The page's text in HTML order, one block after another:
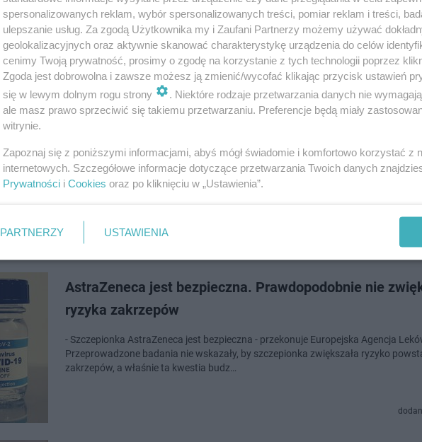
W piątek do Polski trafi 65 tys. dawek szczepionki AstraZeneca - poinformował
Rządowej Agencji Rezerw Strategicznych Michał Kuczmierowski. Do końca
trafić do naszego kraju je…
Szpital MSWiA: pacjenci rezygnują z przyjęcia
Około 1/3 pacjentów szpitala MSWiA w Krakowie zrezygnowała ze szczepień
AstraZeneca. W związku z tym władze placówki podjęły decyzję, że nie będą na
AstraZeneca jest bezpieczna. Prawdopodobnie nie
ryzyka zakrzepów
- Szczepionka AstraZeneca jest bezpieczna - przekonuje Europejska Agencja
Przeprowadzone badania nie wskazały, by szczepionka zwiększała ryzyko
zakrzepów, a właśnie ta kwestia budz…
spersonalizowanych reklam, wybór spersonalizowanych treści, pomiar reklam i treści,
ulepszanie usług. Za zgodą Użytkownika my i Zaufani Partnerzy możemy używać
geolokalizacyjnych oraz aktywnie skanować charakterystykę urządzenia do celów
cenimy Twoją prywatność, prosimy o zgodę na korzystanie z tych technologii poprzez
Zgoda jest dobrowolna i zawsze możesz ją zmienić/wycofać klikając przycisk ustawień
się w lewym dolnym rogu strony
. Niektóre rodzaje przetwarzania danych nie
ale masz prawo sprzeciwić się takiemu przetwarzaniu. Preferencje będą miały
witrynie.
Zapoznaj się z poniższymi informacjami, abyś mógł świadomie i komfortowo korzystać z
internetowych. Szczegółowe informacje dotyczące przetwarzania Twoich danych
Prywatności i Cookies oraz po kliknięciu w „Ustawienia”.
PARTNERZY USTAWIENIA